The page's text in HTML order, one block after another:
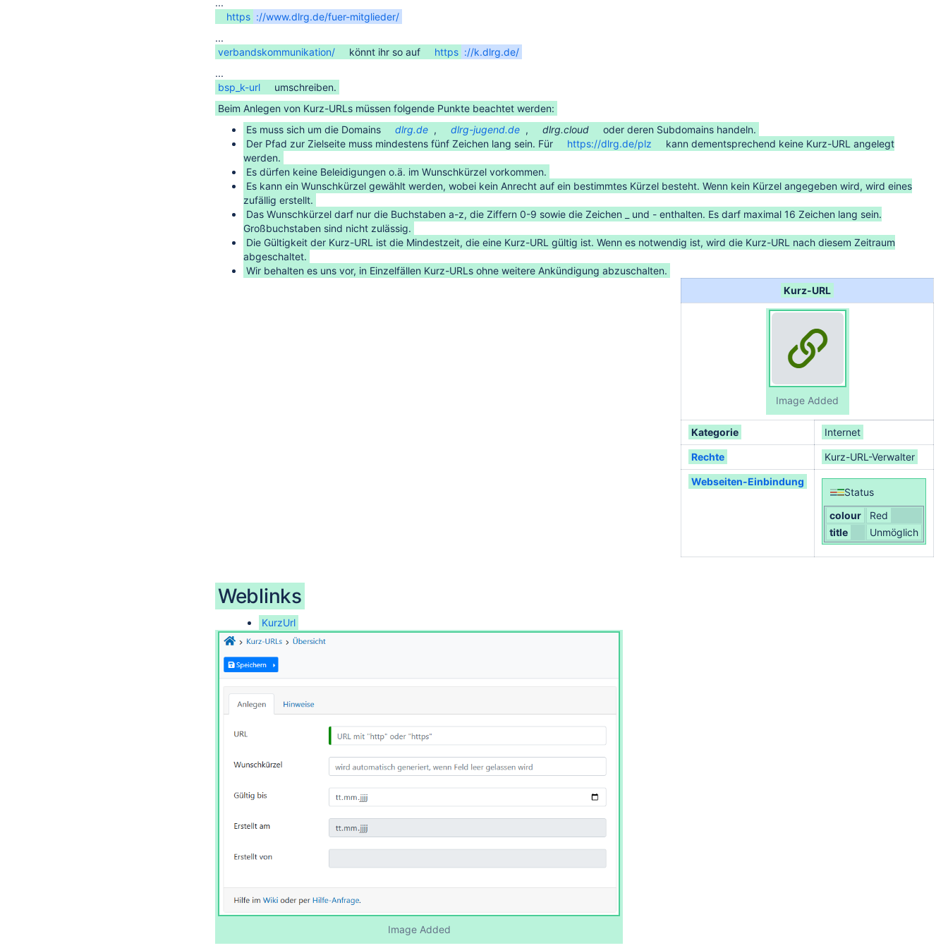
...
https ://www.dlrg.de/fuer-mitglieder/
...
verbandskommunikation/
könnt ihr so auf https ://k.dlrg.de/
...
bsp_k-url
umschreiben.
Beim Anlegen von Kurz-URLs müssen folgende Punkte beachtet werden:
Es muss sich um die Domains
dlrg.de , dlrg-jugend.de , dlrg.cloud
oder deren Subdomains handeln.
Der Pfad zur Zielseite muss mindestens fünf Zeichen lang sein. Für
https://dlrg.de/plz
kann dementsprechend keine Kurz-URL angelegt
werden.
Es dürfen keine Beleidigungen o.ä. im Wunschkürzel vorkommen.
Es kann ein Wunschkürzel gewählt werden, wobei kein Anrecht auf ein bestimmtes Kürzel besteht. Wenn kein Kürzel angegeben wird, wird eines
zufällig erstellt.
Das Wunschkürzel darf nur die Buchstaben a-z, die Ziffern 0-9 sowie die Zeichen _ und - enthalten. Es darf maximal 16 Zeichen lang sein.
Großbuchstaben sind nicht zulässig.
Die Gültigkeit der Kurz-URL ist die Mindestzeit, die eine Kurz-URL gültig ist. Wenn es notwendig ist, wird die Kurz-URL nach diesem Zeitraum
abgeschaltet.
Wir behalten es uns vor, in Einzelfällen Kurz-URLs ohne weitere Ankündigung abzuschalten.
Kurz-URL
Image Added
Kategorie Internet
Rechte Kurz-URL-Verwalter
Webseiten-Einbindung
Status
colour
Red
title
Unmöglich
Weblinks
KurzUrl
Image Added